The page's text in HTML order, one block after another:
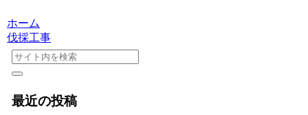
ホーム
伐採工事
最近の投稿